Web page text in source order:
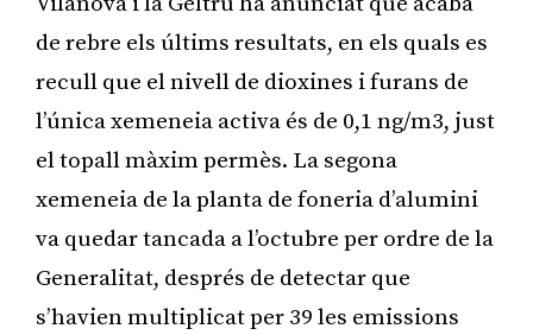
de rebre els últims resultats, en els quals es
recull que el nivell de dioxines i furans de
l’única xemeneia activa és de 0,1 ng/m3, just
el topall màxim permès. La segona
xemeneia de la planta de foneria d’alumini
va quedar tancada a l’octubre per ordre de la
Generalitat, després de detectar que
s’havien multiplicat per 39 les emissions